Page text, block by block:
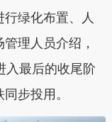
绿化布置、人
理人员介绍，
入最后的收尾阶
步投用 。